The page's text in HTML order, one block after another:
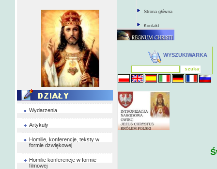
Wydarzenia
Artykuły
Homilie, konferencje, teksty w
formie dzwiękowej
Homilie konferencje w formie
filmowej
Strona główna
Kontakt
WYSZUKIWARKA